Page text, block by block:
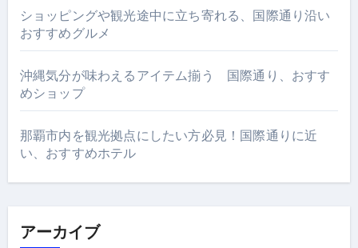
ショッピングや観光途中に立ち寄れる、国際通り沿い
おすすめグルメ
沖縄気分が味わえるアイテム揃う 国際通り、おすす
めショップ
那覇市内を観光拠点にしたい方必見！国際通りに近
い、おすすめホテル
アーカイブ